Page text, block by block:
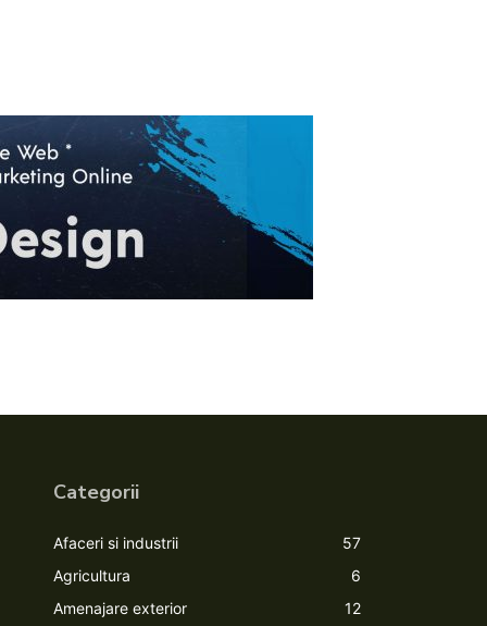
Categorii
Afaceri si industrii
57
Agricultura
6
Amenajare exterior
12